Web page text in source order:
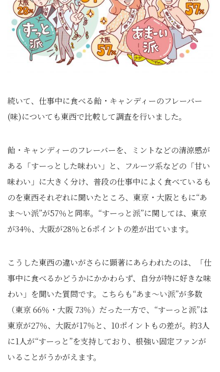
続いて、仕事中に食べる飴・キャンディーのフレーバー
(味)についても東西で比較して調査を行いました。
飴・キャンディーのフレーバーを、ミントなどの清涼感が
ある「すーっとした味わい」と、フルーツ系などの「甘い
味わい」に大きく分け、普段の仕事中によく食べているも
のを東西それぞれに聞いたところ、東京・大阪ともに“あ
ま～い派”が57％と同率。“すーっと派”に関しては、東京
が34％、大阪が28％と6ポイントの差が出ています。
こうした東西の違いがさらに顕著にあらわれたのは、「仕
事中に食べるかどうかにかかわらず、自分が特に好きな味
わい」を聞いた質問です。こちらも“あま～い派”が多数
（東京 66％・大阪 73％）だった一方で、“すーっと派”は
東京が27％、大阪が17％と、10ポイントもの差が。約3人
に1人が“すーっと”を支持しており、根強い固定ファンが
いることがうかがえます。